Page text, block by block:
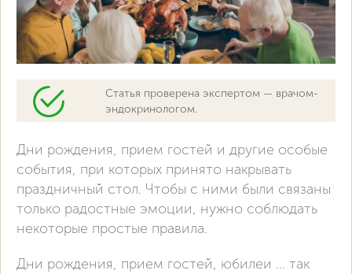
Статья проверена экспертом — врачом-
эндокринологом.
Дни рождения, прием гостей и другие особые
события, при которых принято накрывать
праздничный стол. Чтобы с ними были связаны
только радостные эмоции, нужно соблюдать
некоторые простые правила.
Дни рождения, прием гостей, юбилеи ... так